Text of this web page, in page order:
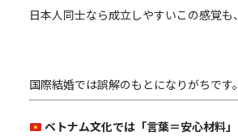
日本人同士なら成立しやすいこの感覚も、
国際結婚では誤解のもとになりがちです。
ベトナム文化では「言葉＝安心材料」